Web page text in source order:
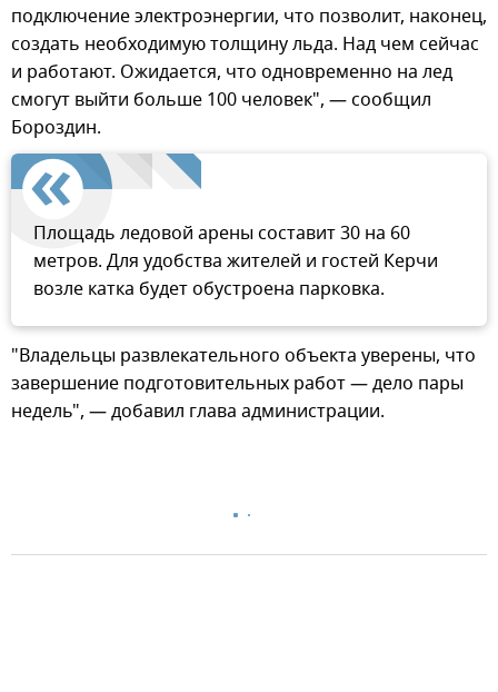
подключение электроэнергии, что позволит, наконец,
создать необходимую толщину льда. Над чем сейчас
и работают. Ожидается, что одновременно на лед
смогут выйти больше 100 человек", — сообщил
Бороздин.
Площадь ледовой арены составит 30 на 60
метров. Для удобства жителей и гостей Керчи
возле катка будет обустроена парковка.
"Владельцы развлекательного объекта уверены, что
завершение подготовительных работ — дело пары
недель", — добавил глава администрации.